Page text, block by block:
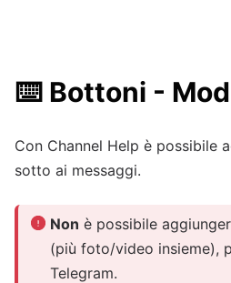
⌨️ Bottoni -
Con Channel Help è possibile
sotto ai messaggi.
Non è possibile
(più foto/video insieme),
Telegram.